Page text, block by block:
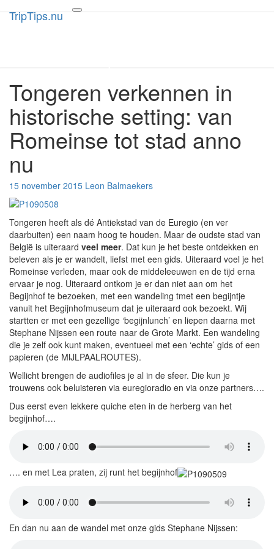
Toggle
TripTips.nu
TripTips.nu
Trips
Tongeren
verkennen
in
historische
setting:
van
Romeinse
tot
stad
anno
nu
Tongeren verkennen in
historische setting: van
Romeinse tot stad anno
nu
15 november 2015 Leon Balmaekers
Tongeren heeft als dé Antiekstad van de Euregio (en ver
daarbuiten) een naam hoog te houden. Maar de oudste stad van
België is uiteraard veel meer. Dat kun je het beste ontdekken en
beleven als je er wandelt, liefst met een gids. Uiteraard voel je het
Romeinse verleden, maar ook de middeleeuwen en de tijd erna
ervaar je nog. Uiteraard ontkom je er dan niet aan om het
Begijnhof te bezoeken, met een wandeling tmet een begijntje
vanuit het Begijnhofmuseum dat je uiteraard ook bezoekt. Wij
startten er met een gezellige ‘begijnlunch’ en liepen daarna met
Stephane Nijssen een route naar de Grote Markt. Een wandeling
die je zelf ook kunt maken, eventueel met een ‘echte’ gids of een
papieren (de MIJLPAALROUTES).
Wellicht brengen de audiofiles je al in de sfeer. Die kun je
trouwens ook beluisteren via euregioradio en via onze partners….
Dus eerst even lekkere quiche eten in de herberg van het
begijnhof….
…. en met Lea praten, zij runt het begijnhof
En dan nu aan de wandel met onze gids Stephane Nijssen: